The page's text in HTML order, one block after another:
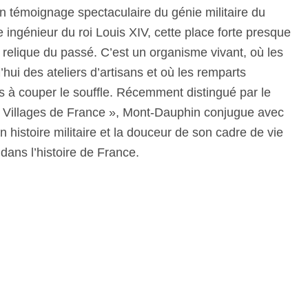
témoignage spectaculaire du génie militaire du
du roi Louis XIV, cette place forte presque
du passé. C’est un organisme vivant, où les
des ateliers d’artisans et où les remparts
à couper le souffle. Récemment distingué par le
de France », Mont-Dauphin conjugue avec
histoire militaire et la douceur de son cadre de vie
l’histoire de France.